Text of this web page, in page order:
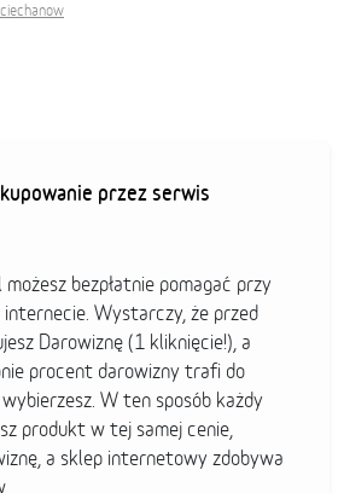
przez serwis
możesz bezpłatnie pomagać przy
Wystarczy, że przed
Darowiznę (1 kliknięcie!), a
procent darowizny trafi do
W ten sposób każdy
produkt w tej samej cenie,
a sklep internetowy zdobywa